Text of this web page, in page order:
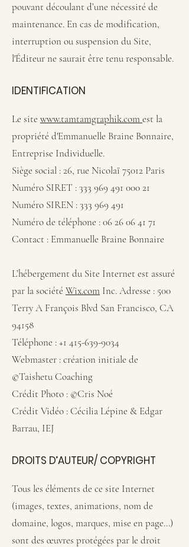
pouvant découlant d’une nécessité de
maintenance. En cas de modification,
interruption ou suspension du Site,
l'Éditeur ne saurait être tenu responsable.
IDENTIFICATION
Le site www.tamtamgraphik.comest la
propriété d'Emmanuelle Braine Bonnaire,
Entreprise Individuelle.
Siège social : 26, rue Nicolaï 75012 Paris
Numéro SIRET :333 969 491 000 21
Numéro SIREN :333 969 491
Numéro de téléphone :06 26 06 41 71
Contact : Emmanuelle Braine Bonnaire
L’hébergement du Site Internet est assuré
par la société Wix.com Inc. Adresse : 500
Terry A François Blvd San Francisco, CA
94158
Téléphone :+1 415-639-9034
Webmaster : création initiale de
©Taishetu Coaching
Crédit Photo : ©Cris Noé
Crédit Vidéo : Cécilia Lépine & Edgar
Barrau, IEJ
DROITS D’AUTEUR/ COPYRIGHT
Tous les éléments de ce site Internet
(images, textes, animations, nom de
domaine, logos, marques, mise en page…)
sont des œuvres protégées par le droit